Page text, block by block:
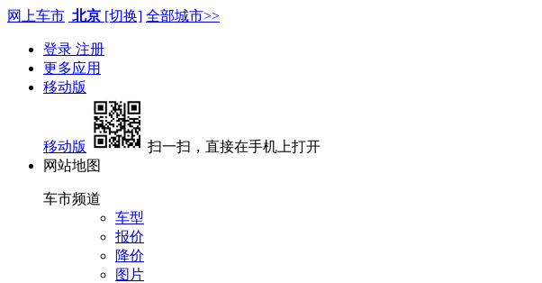
网上车市 北京 [切换] 全部城市>>
登录 注册
更多应用
移动版
移动版
扫一扫，直接在手机上打开
网站地图
车市频道
车型
报价
降价
图片